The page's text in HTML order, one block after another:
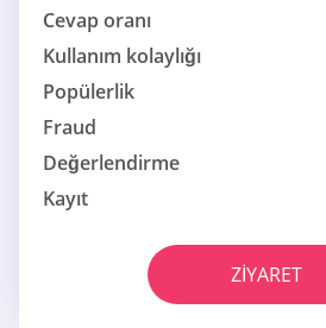
Cevap oranı
Kullanım kolaylığı
Popülerlik
Fraud
Değerlendirme
Kayıt
ZIYARET